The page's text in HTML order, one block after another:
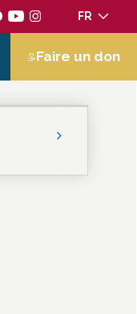
FR
Faire un don